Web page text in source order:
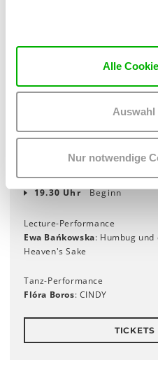
Alle
Auswahl
Nur notwendige
Mi 15. November
18.30 Uhr
Einlass
19.30 Uhr
Beginn
Lecture-Performance
Ewa Bańkowska: Humbug
Heaven's Sake
Tanz-Performance
Flóra Boros: CINDY
TICKETS